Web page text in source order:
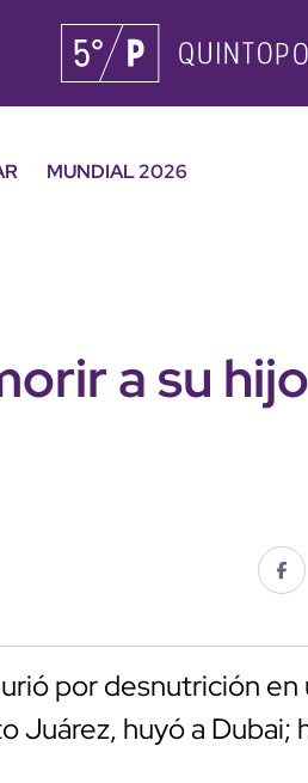
MUNDIAL 2026
a su
por desnutrición en
Juárez, huyó a Dubai;